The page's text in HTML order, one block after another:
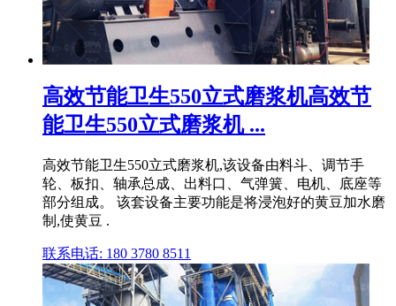
高效节能卫生550立式磨浆机高效节
能卫生550立式磨浆机 ...
高效节能卫生550立式磨浆机,该设备由料斗、调节手
轮、板扣、轴承总成、出料口、气弹簧、电机、底座等
部分组成。 该套设备主要功能是将浸泡好的黄豆加水磨
制,使黄豆 .
联系电话: 180 3780 8511